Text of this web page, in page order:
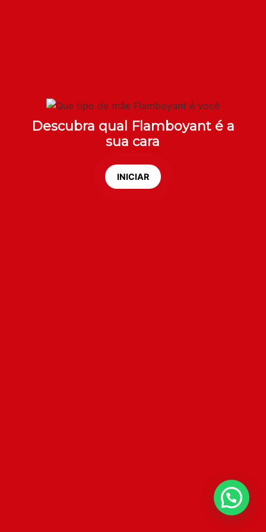
Descubra qual Flamboyant é a
sua cara
INICIAR